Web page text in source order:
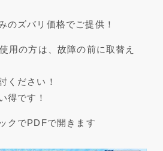
のズバリ価格でご提供！
用の方は、故障の前に取替え
ください！
得です！
クでPDFで開きます